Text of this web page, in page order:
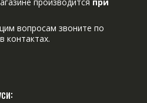
производится при
вопросам звоните по
контактах.